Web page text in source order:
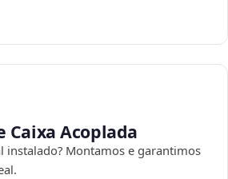
Caixa Acoplada
instalado? Montamos e garantimos